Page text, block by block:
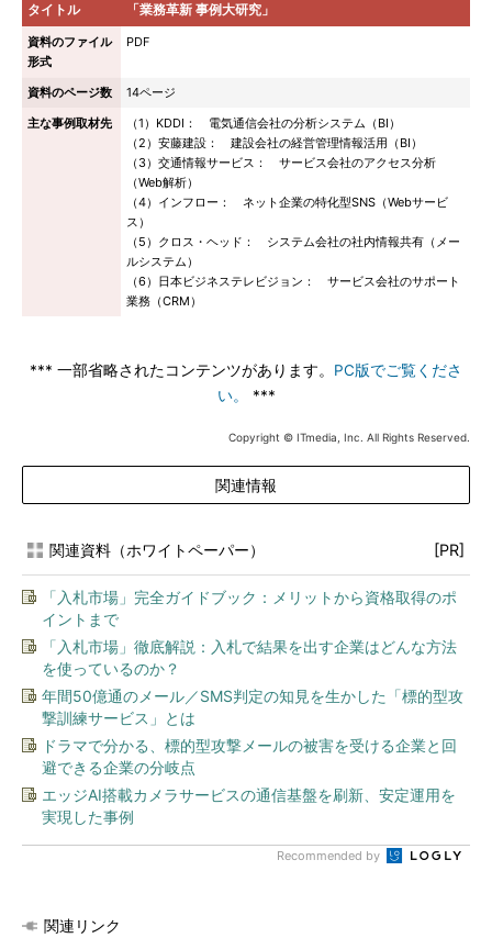
タイトル 「業務革新 事例大研究」
資料のファイル
形式
PDF
資料のページ数
14ページ
主な事例取材先
（1）KDDI： 電気通信会社の分析システム（BI）
（2）安藤建設： 建設会社の経営管理情報活用（BI）
（3）交通情報サービス： サービス会社のアクセス分析
（Web解析）
（4）インフロー： ネット企業の特化型SNS（Webサービ
ス）
（5）クロス・ヘッド： システム会社の社内情報共有（メー
ルシステム）
（6）日本ビジネステレビジョン： サービス会社のサポート
業務（CRM）
*** 一部省略されたコンテンツがあります。 PC版でご覧くださ
い。
***
Copyright © ITmedia, Inc. All Rights Reserved.
関連情報
関連資料（ホワイトペーパー） [PR]
「入札市場」完全ガイドブック：メリットから資格取得のポ
イントまで
「入札市場」徹底解説：入札で結果を出す企業はどんな方法
を使っているのか？
年間50億通のメール／SMS判定の知見を生かした「標的型攻
撃訓練サービス」とは
ドラマで分かる、標的型攻撃メールの被害を受ける企業と回
避できる企業の分岐点
エッジAI搭載カメラサービスの通信基盤を刷新、安定運用を
実現した事例
Recommended by
関連リンク